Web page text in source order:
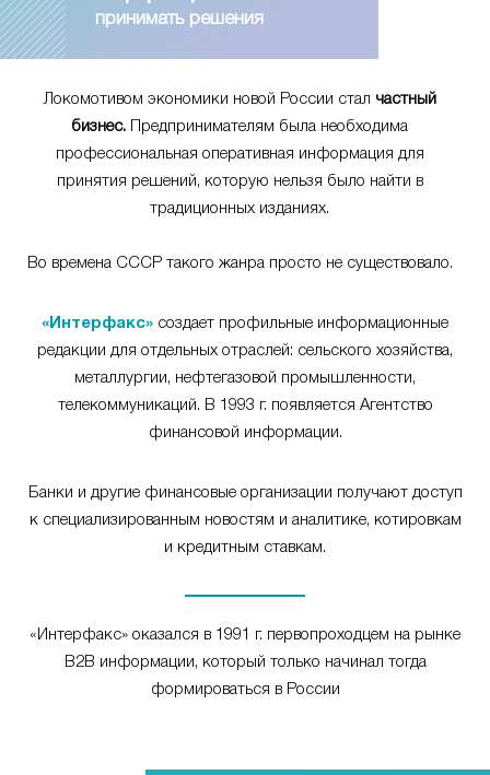
принимать решения
Локомотивом экономики новой России стал частный
бизнес. Предпринимателям была необходима
профессиональная оперативная информация для
принятия решений, которую нельзя было найти в
традиционных изданиях.
Во времена СССР такого жанра просто не существовало.
«Интерфакс» создает профильные информационные
редакции для отдельных отраслей: сельского хозяйства,
металлургии, нефтегазовой промышленности,
телекоммуникаций. В 1993 г. появляется Агентство
финансовой информации.
Банки и другие финансовые организации получают доступ
к специализированным новостям и аналитике, котировкам
и кредитным ставкам.
«Интерфакс» оказался в 1991 г. первопроходцем на рынке
B2B информации, который только начинал тогда
формироваться в России